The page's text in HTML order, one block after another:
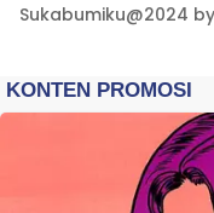
Sukabumiku@2024